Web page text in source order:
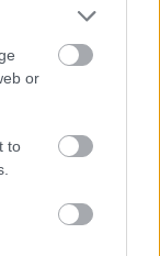
or
to
miatt is, és
azért is,